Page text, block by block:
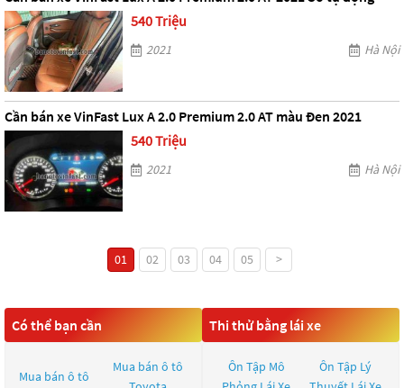
540 Triệu
2021 Hà Nội
Cần bán xe VinFast Lux A 2.0 Premium 2.0 AT màu Đen 2021
540 Triệu
2021 Hà Nội
01 02 03 04 05 >
Có thể bạn cần
Mua bán ô tô
Mua bán ô tô
Thi thử bằng lái xe
Ôn Tập Mô
Ôn Tập Lý